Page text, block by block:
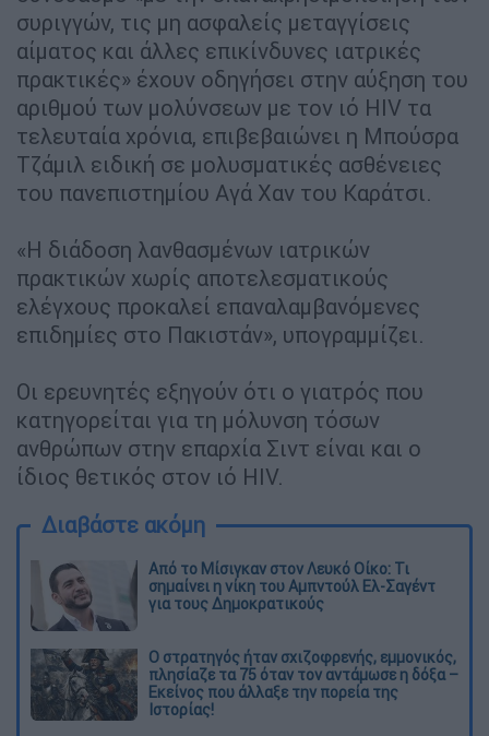
συριγγών, τις μη ασφαλείς μεταγγίσεις
αίματος και άλλες επικίνδυνες ιατρικές
πρακτικές» έχουν οδηγήσει στην αύξηση του
αριθμού των μολύνσεων με τον ιό HIV τα
τελευταία χρόνια, επιβεβαιώνει η Μπούσρα
Τζάμιλ ειδική σε μολυσματικές ασθένειες
του πανεπιστημίου Αγά Χαν του Καράτσι.
«Η διάδοση λανθασμένων ιατρικών
πρακτικών χωρίς αποτελεσματικούς
ελέγχους προκαλεί επαναλαμβανόμενες
επιδημίες στο Πακιστάν», υπογραμμίζει.
Οι ερευνητές εξηγούν ότι ο γιατρός που
κατηγορείται για τη μόλυνση τόσων
ανθρώπων στην επαρχία Σιντ είναι και ο
ίδιος θετικός στον ιό HIV.
Διαβάστε ακόμη
Από το Μίσιγκαν στον Λευκό Οίκο: Τι
σημαίνει η νίκη του Αμπντούλ Ελ-Σαγέντ
για τους Δημοκρατικούς
O στρατηγός ήταν σχιζοφρενής, εμμονικός,
πλησίαζε τα 75 όταν τον αντάμωσε η δόξα –
Εκείνος που άλλαξε την πορεία της
Ιστορίας!